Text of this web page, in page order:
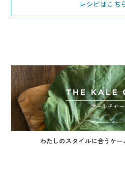
レシピはこち
わたしのスタイルに合うケ